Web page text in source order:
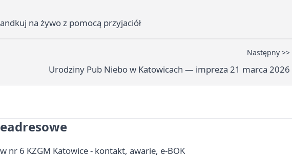
na żywo z pomocą przyjaciół
Następny >>
Urodziny Pub Niebo w Katowicach — impreza 21 marca 2026
nr 6 KZGM Katowice - kontakt, awarie, e-BOK